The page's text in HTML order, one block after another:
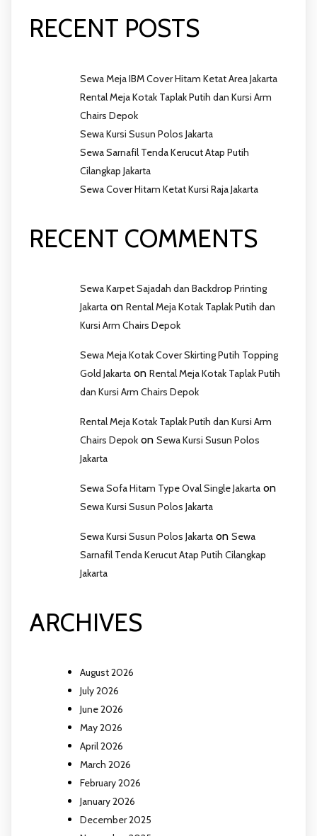
RECENT POSTS
Sewa Meja IBM Cover Hitam Ketat Area Jakarta
Rental Meja Kotak Taplak Putih dan Kursi Arm
Chairs Depok
Sewa Kursi Susun Polos Jakarta
Sewa Sarnafil Tenda Kerucut Atap Putih
Cilangkap Jakarta
Sewa Cover Hitam Ketat Kursi Raja Jakarta
RECENT COMMENTS
Sewa Karpet Sajadah dan Backdrop Printing
Jakarta on Rental Meja Kotak Taplak Putih dan
Kursi Arm Chairs Depok
Sewa Meja Kotak Cover Skirting Putih Topping
Gold Jakarta on Rental Meja Kotak Taplak Putih
dan Kursi Arm Chairs Depok
Rental Meja Kotak Taplak Putih dan Kursi Arm
Chairs Depok on Sewa Kursi Susun Polos
Jakarta
Sewa Sofa Hitam Type Oval Single Jakarta on
Sewa Kursi Susun Polos Jakarta
Sewa Kursi Susun Polos Jakarta on Sewa
Sarnafil Tenda Kerucut Atap Putih Cilangkap
Jakarta
ARCHIVES
August 2026
July 2026
June 2026
May 2026
April 2026
March 2026
February 2026
January 2026
December 2025